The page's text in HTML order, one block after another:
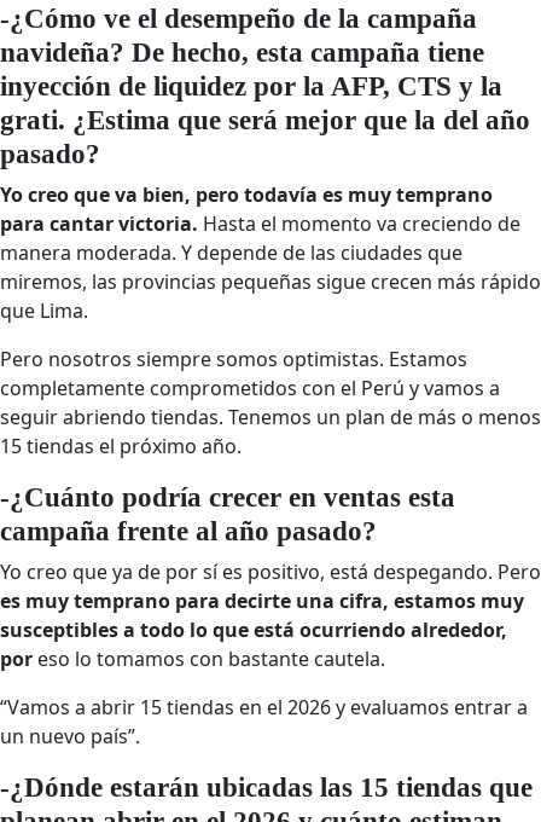
-¿Cómo ve el desempeño de la campaña
navideña? De hecho, esta campaña tiene
inyección de liquidez por la AFP, CTS y la
grati. ¿Estima que será mejor que la del año
pasado?
Yo creo que va bien, pero todavía es muy temprano
para cantar victoria. Hasta el momento va creciendo de
manera moderada. Y depende de las ciudades que
miremos, las provincias pequeñas sigue crecen más rápido
que Lima.
Pero nosotros siempre somos optimistas. Estamos
completamente comprometidos con el Perú y vamos a
seguir abriendo tiendas. Tenemos un plan de más o menos
15 tiendas el próximo año.
-¿Cuánto podría crecer en ventas esta
campaña frente al año pasado?
Yo creo que ya de por sí es positivo, está despegando. Pero
es muy temprano para decirte una cifra, estamos muy
susceptibles a todo lo que está ocurriendo alrededor,
por eso lo tomamos con bastante cautela.
“Vamos a abrir 15 tiendas en el 2026 y evaluamos entrar a
un nuevo país”.
-¿Dónde estarán ubicadas las 15 tiendas que